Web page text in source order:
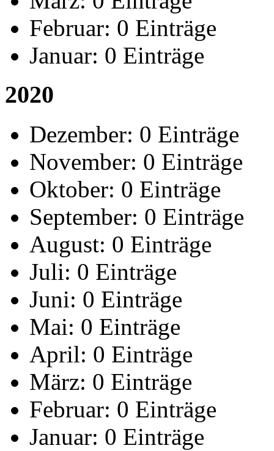
Februar: 0 Einträge
Januar: 0 Einträge
2020
Dezember: 0 Einträge
November: 0 Einträge
Oktober: 0 Einträge
September: 0 Einträge
August: 0 Einträge
Juli: 0 Einträge
Juni: 0 Einträge
Mai: 0 Einträge
April: 0 Einträge
März: 0 Einträge
Februar: 0 Einträge
Januar: 0 Einträge